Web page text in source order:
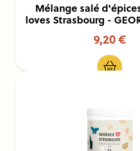
Mélange salé
loves Strasbourg -
9,20 €